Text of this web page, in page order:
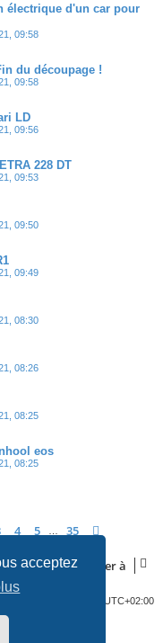
acceptez
électrique d'un car pour
09:58
du découpage !
09:58
LD
09:56
228 DT
09:53
09:50
09:49
08:30
08:26
08:25
eos
08:25
35 4 5 35
Aller à
UTC+02:00
© phpBB Limited